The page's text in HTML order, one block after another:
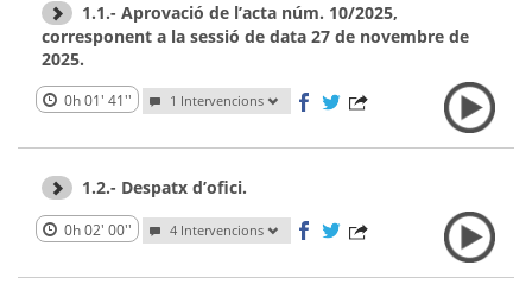
1.1.- Aprovació de l’acta núm. 10/2025,
corresponent a la sessió de data 27 de novembre de
2025.
0h 01' 41'' 1 Intervencions
1.2.- Despatx d’ofici.
0h 02' 00'' 4 Intervencions